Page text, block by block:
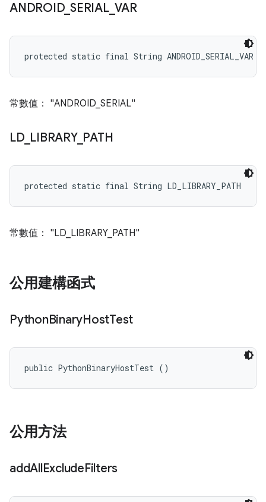
ANDROID_ SERIAL_VAR
protected static final String ANDROID_SERIAL_VAR
常數值： "ANDROID_SERIAL"
LD_ LIBRARY_ PATH
protected static final String LD_LIBRARY_PATH
常數值： "LD_LIBRARY_PATH"
公用建構函式
PythonBinaryHostTest
public PythonBinaryHostTest ()
公用方法
addAllExcludeFilters